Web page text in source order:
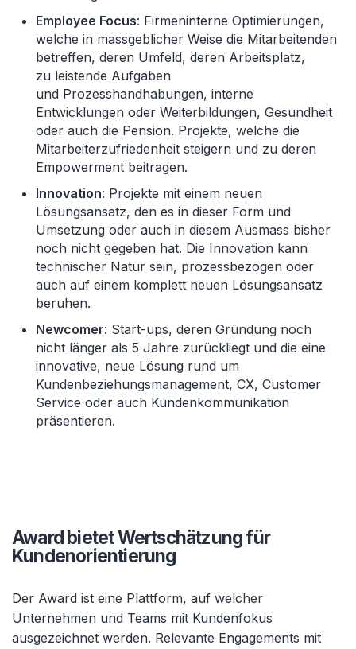
Employee Focus: Firmeninterne Optimierungen,
welche in massgeblicher Weise die Mitarbeitenden
betreffen, deren Umfeld, deren Arbeitsplatz,
zu leistende Aufgaben
und Prozesshandhabungen, interne
Entwicklungen oder Weiterbildungen, Gesundheit
oder auch die Pension. Projekte, welche die
Mitarbeiterzufriedenheit steigern und zu deren
Empowerment beitragen.
Innovation: Projekte mit einem neuen
Lösungsansatz, den es in dieser Form und
Umsetzung oder auch in diesem Ausmass bisher
noch nicht gegeben hat. Die Innovation kann
technischer Natur sein, prozessbezogen oder
auch auf einem komplett neuen Lösungsansatz
beruhen.
Newcomer: Start-ups, deren Gründung noch
nicht länger als 5 Jahre zurückliegt und die eine
innovative, neue Lösung rund um
Kundenbeziehungsmanagement, CX, Customer
Service oder auch Kundenkommunikation
präsentieren.
Award bietet Wertschätzung für
Kundenorientierung
Der Award ist eine Plattform, auf welcher
Unternehmen und Teams mit Kundenfokus
ausgezeichnet werden. Relevante Engagements mit